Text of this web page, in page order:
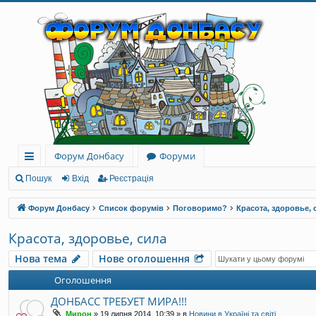
ви
дк
и
й
до
ст
уп
Форум Донбасу
Форуми
Пошук Вхід Реєстрація
Форум Донбасу Список форумів Поговоримо? Красота, здоровье,
Красота, здоровье, сила
Нова тема Нове оголошення
Оголошення
ДОНБАСС ТРЕБУЕТ МИРА!!!
Мирон » 19 липня 2014, 10:39 » в Новини в Україні та світі